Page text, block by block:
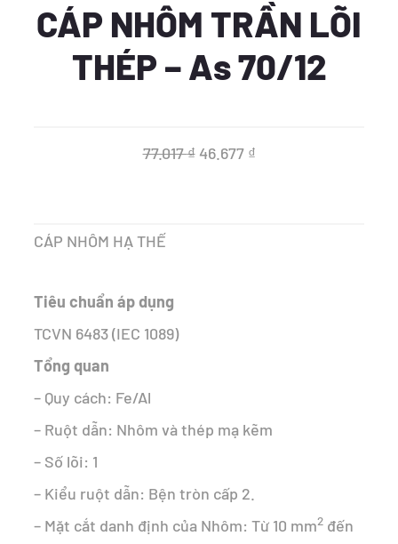
CÁP NHÔM TRẦN LÕI
THÉP – As 70/12
77.017₫ Giá
46.677 ₫Giá
CÁP NHÔM HẠ THẾ
Tiêu chuẩn áp dụng
TCVN 6483 (IEC 1089)
Tổng quan
– Quy cách: Fe/Al
– Ruột dẫn: Nhôm và thép mạ kẽm
– Số lõi: 1
– Kiểu ruột dẫn: Bện tròn cấp 2.
– Mặt cắt danh định của Nhôm: Từ 10 mm2 đến